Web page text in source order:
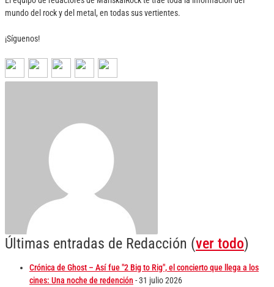
mundo del rock y del metal, en todas sus vertientes.
¡Síguenos!
Últimas entradas de Redacción (ver todo)
Crónica de Ghost – Así fue "2 Big to Rig", el concierto que llega a los
cines: Una noche de redención - 31 julio 2026